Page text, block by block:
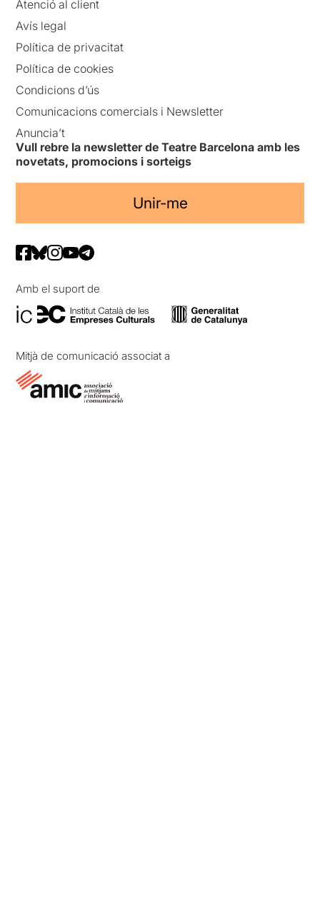
Atenció al client
Avís legal
Política de privacitat
Política de cookies
Condicions d’ús
Comunicacions comercials i Newsletter
Anuncia’t
Vull rebre la newsletter de Teatre Barcelona amb les
novetats, promocions i sorteigs
Unir-me
Amb el suport de
Mitjà de comunicació associat a